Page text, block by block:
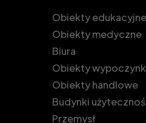
Obiekty edukacyjne
Obiekty medyczne
Biura
Obiekty
Obiekty handlowe
Budynki
Przemysł